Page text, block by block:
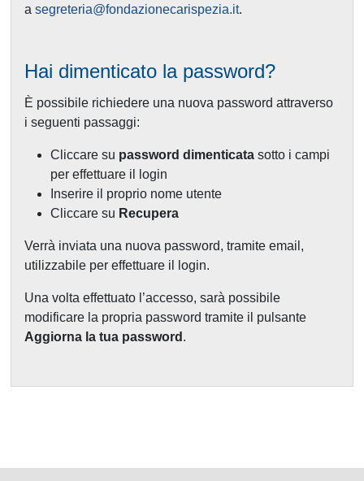
asegreteria@fondazionecarispezia.it.
Hai dimenticato la password?
È possibile richiedere una nuova password attraverso
i seguenti passaggi:
Cliccare su password dimenticata sotto i campi
per effettuare il login
Inserire il proprio nome utente
Cliccare su Recupera
Verrà inviata una nuova password, tramite email,
utilizzabile per effettuare il login.
Una volta effettuato l’accesso, sarà possibile
modificare la propria password tramite il pulsante
Aggiorna la tua password .